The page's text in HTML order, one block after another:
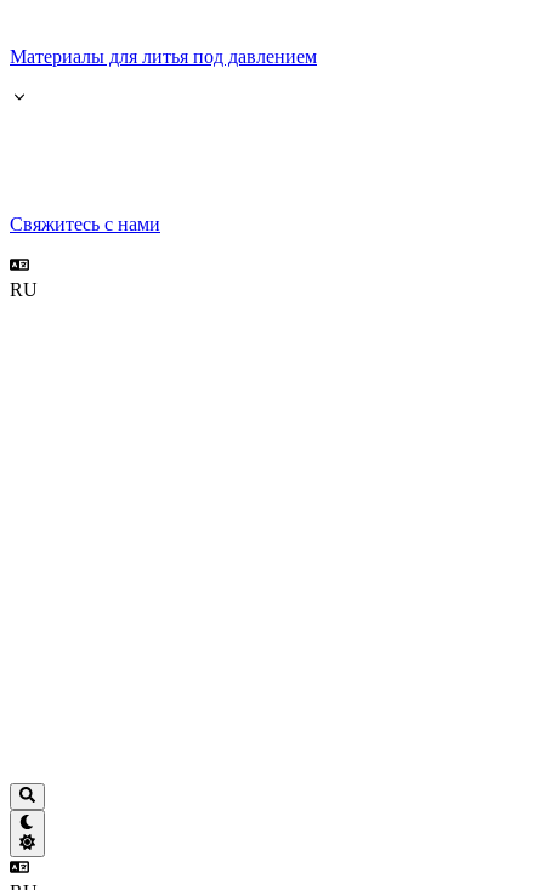
Материалы для литья под давлением
Свяжитесь с нами
RU